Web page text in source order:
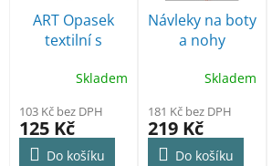
ART Opasek
textilní s
sponou
Skladem
103 Kč bez DPH
125 Kč
Do košíku
Návleky na boty
a nohy
Skladem
181 Kč bez DPH
219 Kč
Do košíku